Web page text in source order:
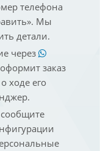
телефона
Мы
детали.
через
заказ
ходе его